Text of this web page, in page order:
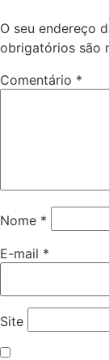
O seu endereço
obrigatórios são
Comentário *
Nome *
E-mail *
Site